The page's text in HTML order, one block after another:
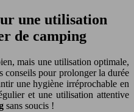
une utilisation
de camping
mais une utilisation optimale,
conseils pour prolonger la durée
une hygiène irréprochable en
et une utilisation attentive
sans soucis !